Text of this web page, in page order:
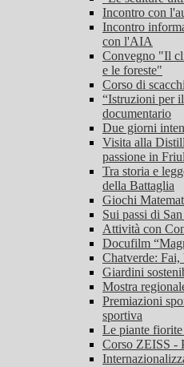
Incontro con
Incontro
con l'AIA
Convegno "Il
e le foreste"
Corso di
“Istruzioni per
documentario
Due giorni
Visita alla
passione in
Tra storia e
della Battaglia
Giochi
Sui passi di
Attività con
Docufilm
Chatverde:
Giardini
Mostra
Premiazioni
sportiva
Le piante
Corso ZEISS -